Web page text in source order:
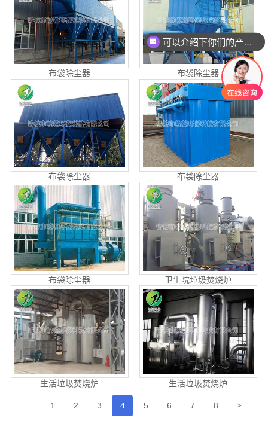
布袋除尘器 布袋除尘器
布袋除尘器 布袋除尘器
布袋除尘器 卫生院垃圾焚烧炉
生活垃圾焚烧炉 生活垃圾焚烧炉
1 2 3 4 5 6 7 8 >